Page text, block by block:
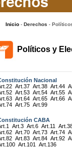
Inicio- Derechos -
Políticos y
Nacional
Art.37 Art.38 Art.44
Art.53 Art.54 Art.55
Art.64 Art.65 Art.66
Art.75 Art.99
CABA
Art.3 Art.6 Art.11
Art.70 Art.73 Art.74
Art.83 Art.84 Art.92
Art.101 Art.136